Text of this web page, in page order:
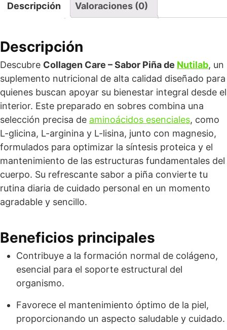
Descripción Valoraciones (0)
Descripción
Descubre Collagen Care – Sabor Piña de Nutilab, un
suplemento nutricional de alta calidad diseñado para
quienes buscan apoyar su bienestar integral desde el
interior. Este preparado en sobres combina una
selección precisa de aminoácidos esenciales, como
L-glicina, L-arginina y L-lisina, junto con magnesio,
formulados para optimizar la síntesis proteica y el
mantenimiento de las estructuras fundamentales del
cuerpo. Su refrescante sabor a piña convierte tu
rutina diaria de cuidado personal en un momento
agradable y sencillo.
Beneficios principales
Contribuye a la formación normal de colágeno,
esencial para el soporte estructural del
organismo.
Favorece el mantenimiento óptimo de la piel,
proporcionando un aspecto saludable y cuidado.